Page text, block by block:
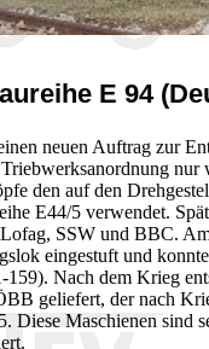
E 94
neuen Auftrag zur
den auf den
E44/5 verwendet.
SSW und BBC.
eingestuft und
Nach dem Krieg
geliefert, der nach
Maschienen